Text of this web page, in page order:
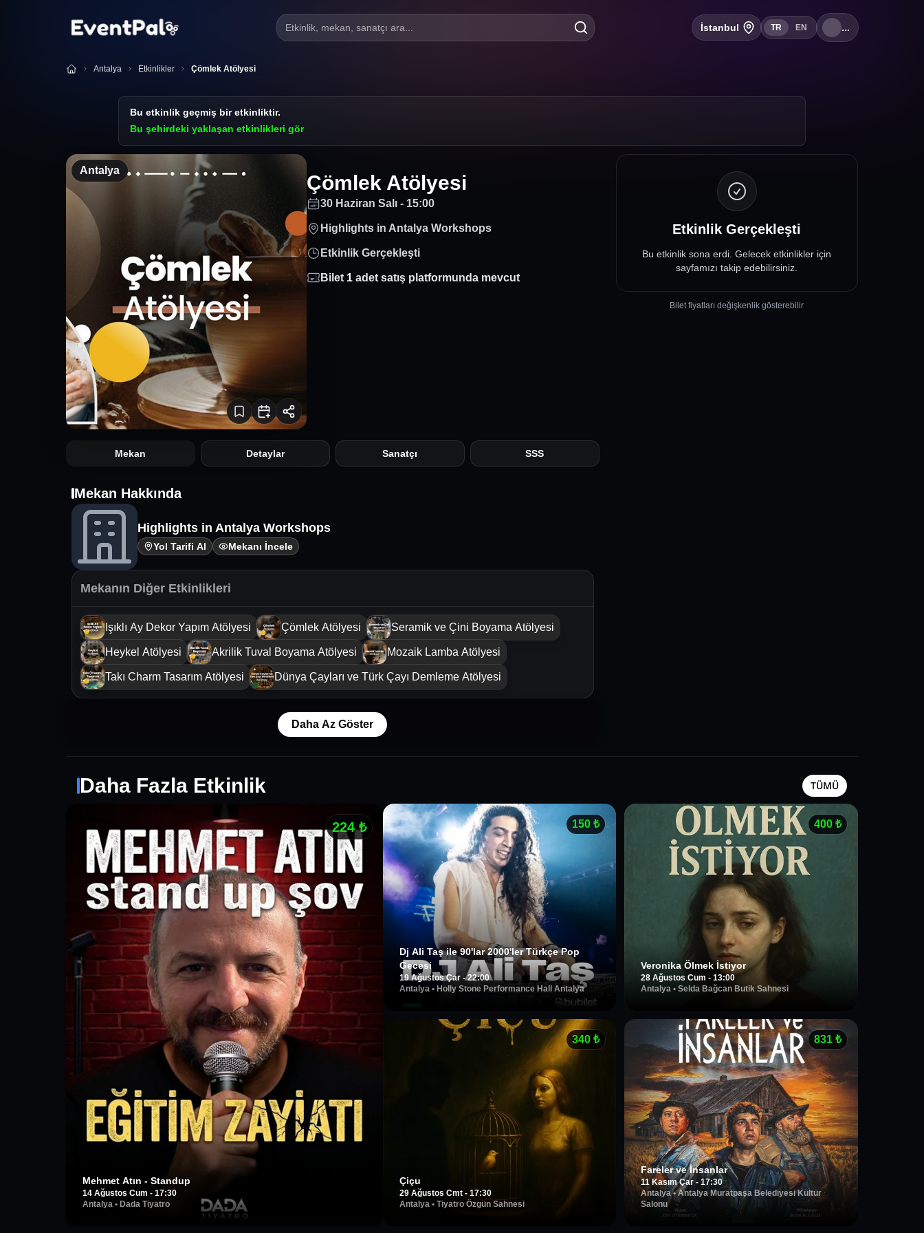
Etkinlik, mekan, sanatçı ara... İstanbul TR EN ...
Antalya Etkinlikler Çömlek Atölyesi
Bu etkinlik geçmiş bir etkinliktir.
Bu şehirdeki yaklaşan etkinlikleri gör
Antalya
Çömlek Atölyesi
30 Haziran Salı - 15:00
Highlights in Antalya Workshops
Etkinlik Gerçekleşti
Bilet 1 adet satış platformunda mevcut
Mekan Detaylar Sanatçı SSS
Mekan Hakkında
Highlights in Antalya Workshops
Yol Tarifi Al Mekanı İncele
Mekanın Diğer Etkinlikleri
Işıklı Ay Dekor Yapım Atölyesi Çömlek Atölyesi Seramik ve Çini Boyama Atölyesi
Heykel Atölyesi Akrilik Tuval Boyama Atölyesi Mozaik Lamba Atölyesi
Takı Charm Tasarım Atölyesi Dünya Çayları ve Türk Çayı Demleme Atölyesi
Daha Az Göster
Etkinlik Gerçekleşti
Bu etkinlik sona erdi. Gelecek etkinlikler için
sayfamızı takip edebilirsiniz.
Bilet fiyatları değişkenlik gösterebilir
Daha Fazla Etkinlik TÜMÜ
224₺
Mehmet Atın - Standup
14 Ağustos Cum - 17:30
Antalya • Dada Tiyatro
150 ₺
Dj Ali Taş ile 90'lar 2000'ler Türkçe Pop
Gecesi
19 Ağustos Çar - 22:00
Antalya• Holly Stone Performance Hall Antalya
400₺
Veronika Ölmek İstiyor
28 Ağustos Cum - 13:00
Antalya •Selda Bağcan Butik Sahnesi
340 ₺
Çiçu
29 Ağustos Cmt - 17:30
Antalya• Tiyatro Özgün Sahnesi
831₺
Fareler ve İnsanlar
11 Kasım Çar - 17:30
Antalya•Antalya Muratpaşa Belediyesi Kültür
Salonu